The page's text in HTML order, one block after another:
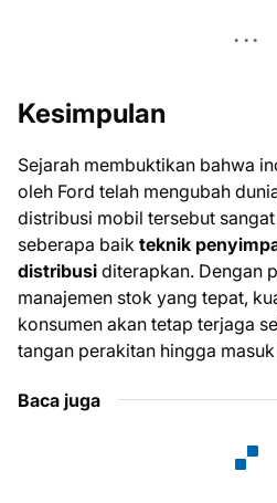
Kesimpulan
Sejarah membuktikan bahwa
oleh Ford telah mengubah
distribusi mobil tersebut
seberapa baik teknik
distribusi diterapkan. Dengan
manajemen stok yang tepat,
konsumen akan tetap terjaga
tangan perakitan hingga
Baca juga